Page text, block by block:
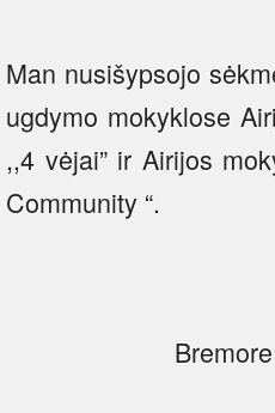
Man nusišypsojo
ugdymo mokyklose
,,4 vėjai” ir Airijos
Community “.